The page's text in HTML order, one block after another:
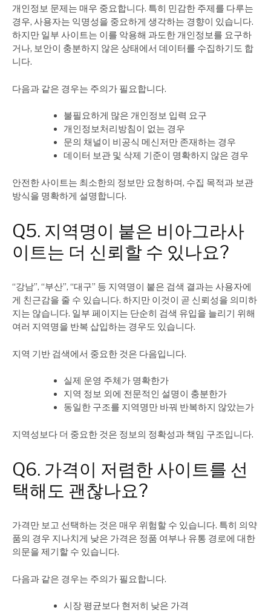
개인정보 문제는 매우 중요합니다. 특히 민감한 주제를 다루는
경우, 사용자는 익명성을 중요하게 생각하는 경향이 있습니다.
하지만 일부 사이트는 이를 악용해 과도한 개인정보를 요구하
거나, 보안이 충분하지 않은 상태에서 데이터를 수집하기도 합
니다.
다음과 같은 경우는 주의가 필요합니다.
불필요하게 많은 개인정보 입력 요구
개인정보처리방침이 없는 경우
문의 채널이 비공식 메신저만 존재하는 경우
데이터 보관 및 삭제 기준이 명확하지 않은 경우
안전한 사이트는 최소한의 정보만 요청하며, 수집 목적과 보관
방식을 명확하게 설명합니다.
Q5. 지역명이 붙은 비아그라사
이트는 더 신뢰할 수 있나요?
“강남”, “부산”, “대구” 등 지역명이 붙은 검색 결과는 사용자에
게 친근감을 줄 수 있습니다. 하지만 이것이 곧 신뢰성을 의미하
지는 않습니다. 일부 페이지는 단순히 검색 유입을 늘리기 위해
여러 지역명을 반복 삽입하는 경우도 있습니다.
지역 기반 검색에서 중요한 것은 다음입니다.
실제 운영 주체가 명확한가
지역 정보 외에 전문적인 설명이 충분한가
동일한 구조를 지역명만 바꿔 반복하지 않았는가
지역성보다 더 중요한 것은 정보의 정확성과 책임 구조입니다.
Q6. 가격이 저렴한 사이트를 선
택해도 괜찮나요?
가격만 보고 선택하는 것은 매우 위험할 수 있습니다. 특히 의약
품의 경우 지나치게 낮은 가격은 정품 여부나 유통 경로에 대한
의문을 제기할 수 있습니다.
다음과 같은 경우는 주의가 필요합니다.
시장 평균보다 현저히 낮은 가격